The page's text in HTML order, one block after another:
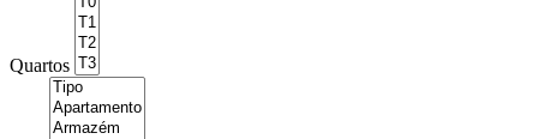
Quartos